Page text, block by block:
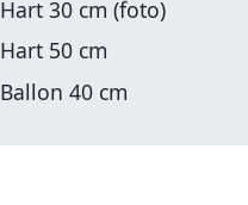
Hart 30 cm (foto)
Hart 50 cm
Ballon 40 cm